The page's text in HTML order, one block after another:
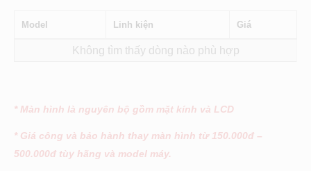
Model Linh kiện Giá
Không tìm thấy dòng nào phù hợp
* Màn hình là nguyên bộ gồm mặt kính và LCD
* Giá công và bảo hành thay màn hình từ 150.000đ –
500.000đ tùy hãng và model máy.